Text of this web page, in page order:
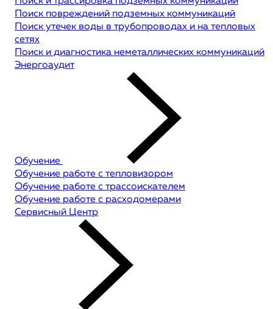
Поиск повреждений подземных коммуникаций
Поиск утечек воды в трубопроводах и на тепловых
сетях
Поиск и диагностика неметаллических коммуникаций
Энергоаудит
Обучение
Обучение работе с тепловизором
Обучение работе с трассоискателем
Обучение работе с расходомерами
Сервисный Центр